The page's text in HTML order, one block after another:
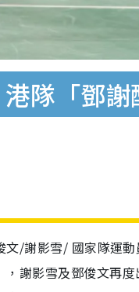
隊「鄧
/謝影雪/ 國家隊運
謝影雪及鄧俊文再